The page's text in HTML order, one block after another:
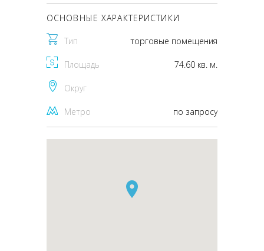
ОСНОВНЫЕ ХАРАКТЕРИСТИКИ
Тип торговые помещения
Площадь 74.60 кв. м.
Округ
Метро по запросу